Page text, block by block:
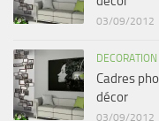
03/09/2012
Cadres
décor
03/09/2012